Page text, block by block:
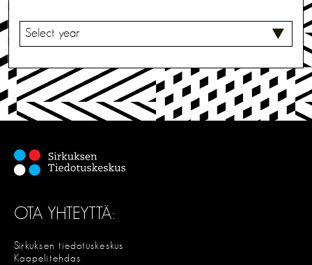
V
I
T
S
E
OTA YHTEYTTÄ:
Sirkuksen tiedotuskeskus
Kaapelitehdas